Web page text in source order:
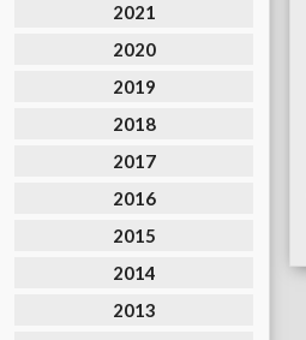
2021
2020
2019
2018
2017
2016
2015
2014
2013